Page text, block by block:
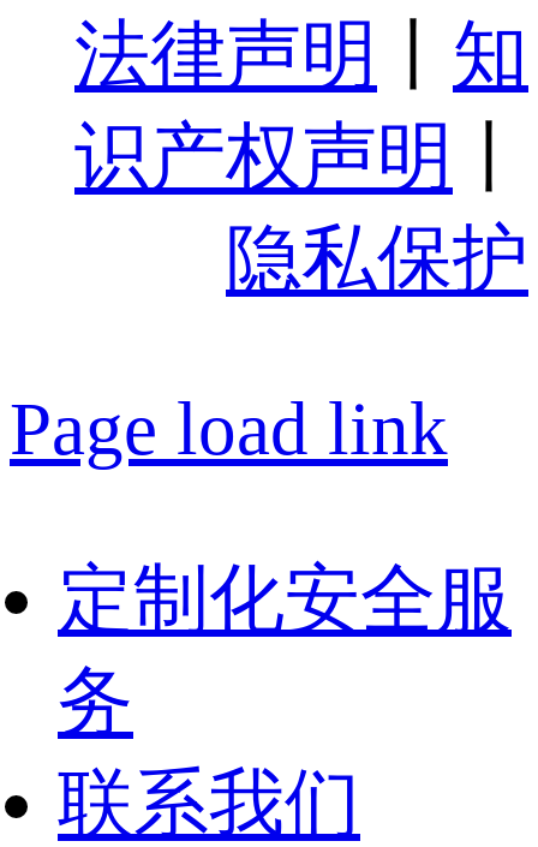
法律声明
知
识产权声明
隐私保护
Page load link
定制化安全服
务
联系我们